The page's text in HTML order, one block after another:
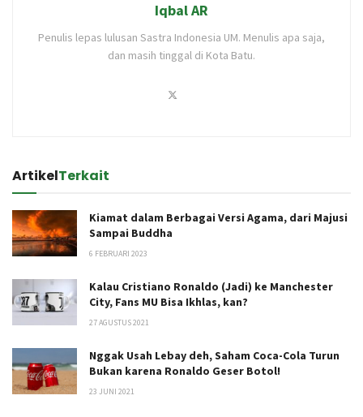
Iqbal AR
Penulis lepas lulusan Sastra Indonesia UM. Menulis apa saja,
dan masih tinggal di Kota Batu.
ArtikelTerkait
Kiamat dalam Berbagai Versi Agama, dari Majusi
Sampai Buddha
6 FEBRUARI 2023
Kalau Cristiano Ronaldo (Jadi) ke Manchester
City, Fans MU Bisa Ikhlas, kan?
27 AGUSTUS 2021
Nggak Usah Lebay deh, Saham Coca-Cola Turun
Bukan karena Ronaldo Geser Botol!
23 JUNI 2021